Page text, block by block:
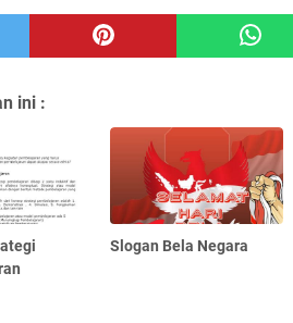
ini :
Slogan Bela Negara